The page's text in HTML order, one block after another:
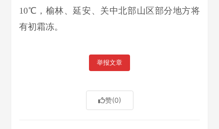
10℃，榆林、延安、关中北部山区部分地方将
有初霜冻。
举报文章
赞(0)